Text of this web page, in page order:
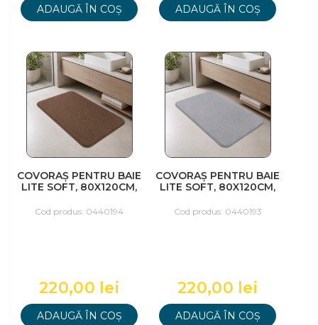
ADAUGĂ ÎN COȘ ADAUGĂ ÎN COȘ
COVORAȘ PENTRU BAIE
LITE SOFT, 80X120CM,
Cod produs: 0440194
220,00 lei
ADAUGĂ ÎN COȘ
COVORAȘ PENTRU BAIE
LITE SOFT, 80X120CM,
Cod produs: 0440193
220,00 lei
ADAUGĂ ÎN COȘ